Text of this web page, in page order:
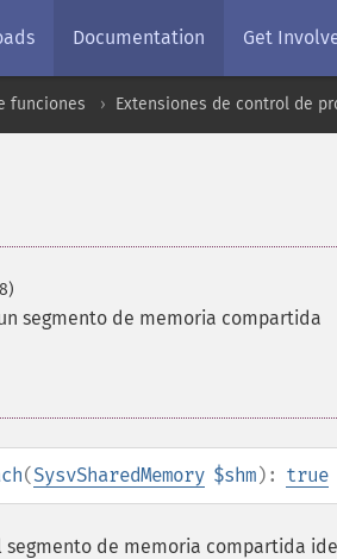
Documentation Get
funciones Extensiones de control de
segmento de memoria compartida
(SysvSharedMemory $shm): true
segmento de memoria compartida